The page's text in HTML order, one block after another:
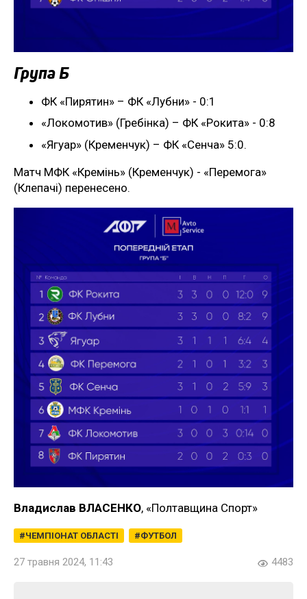
Група Б
ФК «Пирятин» – ФК «Лубни» - 0:1
«Локомотив» (Гребінка) – ФК «Рокита» - 0:8
«Ягуар» (Кременчук) – ФК «Сенча» 5:0.
Матч МФК «Кремінь» (Кременчук) - «Перемога»
(Клепачі) перенесено.
Владислав ВЛАСЕНКО, «Полтавщина Спорт»
ЧЕМПІОНАТ ОБЛАСТІ ФУТБОЛ
27 травня 2024, 11:43 4483